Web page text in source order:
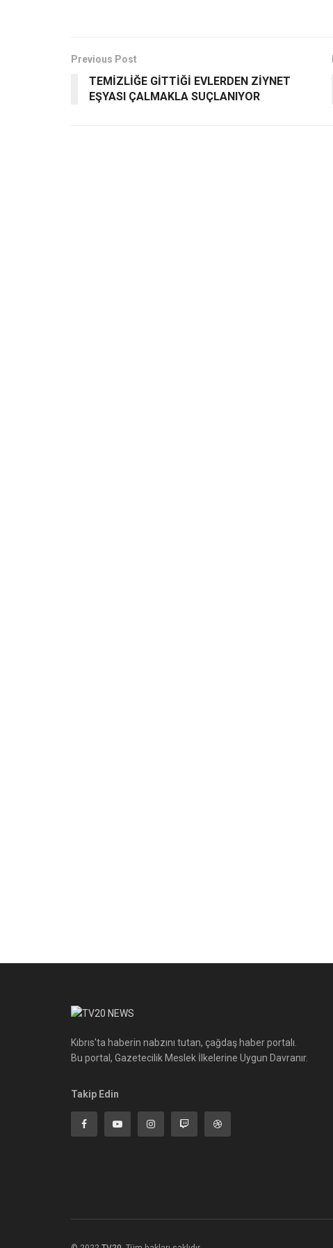
Previous Post
TEMİZLİĞE GİTTİĞİ EVLERDEN ZİYNET
EŞYASI ÇALMAKLA SUÇLANIYOR
Kıbrıs'ta haberin nabzını tutan, çağdaş haber portalı.
Bu portal, Gazetecilik Meslek İlkelerine Uygun Davranır.
Takip Edin